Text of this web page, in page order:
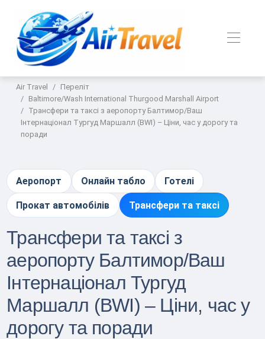
Air Travel
Переліт
Baltimore/Wash International Thurgood Marshall Airport
Трансфери та таксі з аеропорту Балтимор/Ваш
Інтернаціонал Тургуд Маршалл (BWI) – Ціни, час у дорогу та
поради
Аеропорт Онлайн табло Готелі
Прокат автомобілів Трансфери та таксі
Трансфери та таксі з
аеропорту Балтимор/Ваш
Інтернаціонал Тургуд
Маршалл (BWI) – Ціни, час у
дорогу та поради